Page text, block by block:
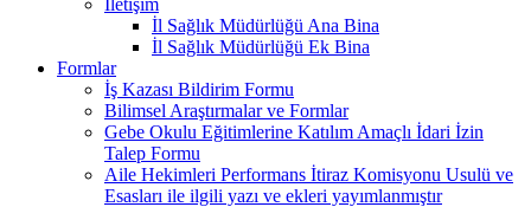
İl Sağlık Müdürlüğü Ana Bina
İl Sağlık Müdürlüğü Ek Bina
Formlar
İş Kazası Bildirim Formu
Bilimsel Araştırmalar ve Formlar
Gebe Okulu Eğitimlerine Katılım Amaçlı İdari İzin
Talep Formu
Aile Hekimleri Performans İtiraz Komisyonu Usulü ve
Esasları ile ilgili yazı ve ekleri yayımlanmıştır